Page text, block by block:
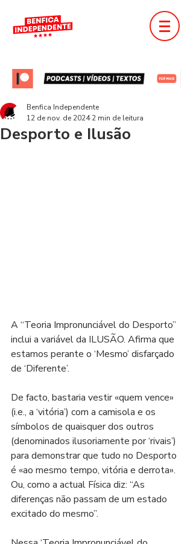
Desporto e Ilusão
Benfica Independente
12 de nov. de 2024 2 min de leitura
A “Teoria Impronunciável do Desporto”
inclui a variável da ILUSÃO. Afirma que
estamos perante o ‘Mesmo’ disfarçado
de ‘Diferente’.
De facto, bastaria vestir «quem vence»
(i.e., a ‘vitória’) com a camisola e os
símbolos de quaisquer dos outros
(denominados ilusoriamente por ‘rivais’)
para demonstrar que tudo no Desporto
é «ao mesmo tempo, vitória e derrota».
Ou, como a actual Física diz: “As
diferenças não passam de um estado
excitado do mesmo”.